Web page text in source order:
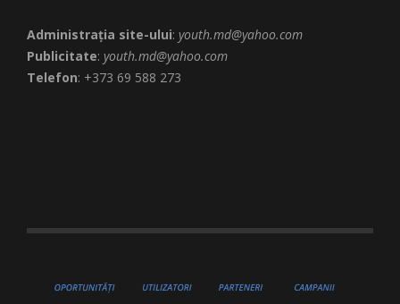
Administrația site-ului: youth.md@yahoo.com
Publicitate: youth.md@yahoo.com
Telefon: +373 69 588 273